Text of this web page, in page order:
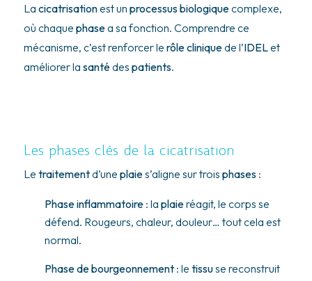
La cicatrisationest un processus biologiquecomplexe,
où chaque phasea sa fonction. Comprendre ce
mécanisme, c’est renforcer le rôle cliniquede l’IDELet
améliorer la santédes patients.
Les phases clés de la cicatrisation
Le traitementd’une plaies’aligne sur trois phases:
Phase inflammatoire: la plaieréagit, le corps se
défend. Rougeurs, chaleur, douleur… tout cela est
normal.
Phase de bourgeonnement: le tissuse reconstruit